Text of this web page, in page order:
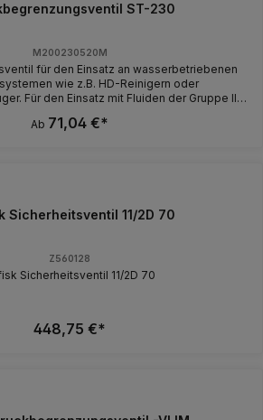
ST-230
M200230520M
für den Einsatz an wasserbetriebenen
wie z.B. HD-Reinigern oder
Für den Einsatz mit Fluiden der Gruppe II
Ab 71,04 €*
Sicherheitsventil 11/2D 70
Z560128
Sicherheitsventil 11/2D 70
448,75 €*